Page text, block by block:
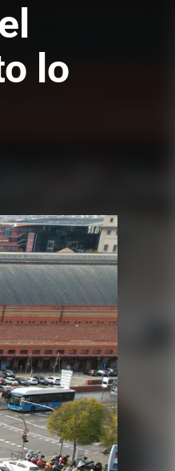
lo